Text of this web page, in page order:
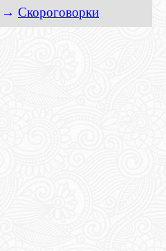
→ Скороговорки